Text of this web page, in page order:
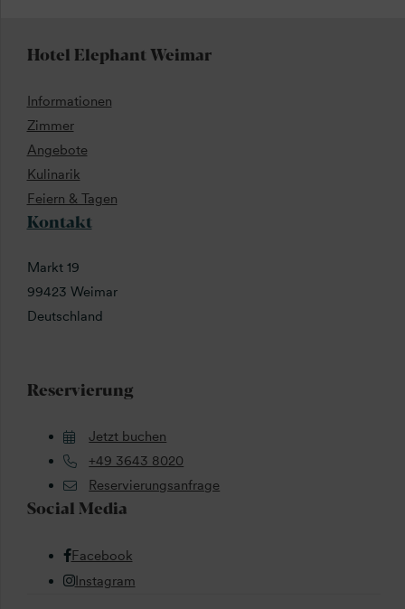
Hotel Elephant Weimar
Informationen
Zimmer
Angebote
Kulinarik
Feiern & Tagen
Kontakt
Markt 19
99423 Weimar
Deutschland
Reservierung
Jetzt buchen
+49 3643 8020
Reservierungsanfrage
Social Media
Facebook
Instagram